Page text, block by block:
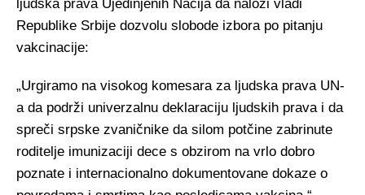
ljudska prava Ujedinjenih Nacija da naloži vladi
Republike Srbije dozvolu slobode izbora po pitanju
vakcinacije:
„Urgiramo na visokog komesara za ljudska prava UN-
a da podrži univerzalnu deklaraciju ljudskih prava i da
spreči srpske zvaničnike da silom potčine zabrinute
roditelje imunizaciji dece s obzirom na vrlo dobro
poznate i internacionalno dokumentovane dokaze o